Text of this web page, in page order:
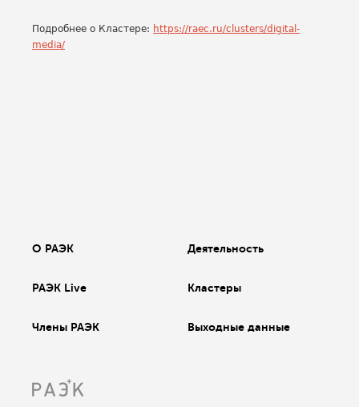
Подробнее о Кластере: https://raec.ru/clusters/digital-
media/
О РАЭК Деятельность
РАЭК Live Кластеры
Члены РАЭК Выходные данные